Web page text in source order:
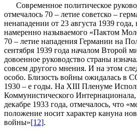
Современное политическое
отмечалось 70 – летие советско –
ненападении от 23 августа 1939
намеренно называемого «Пактом
70 – летие нападения Германии на
сентября 1939 года началом Второй
довоенное руководство страны
совсем другого мнения. И на этом
особо. Близость войны ожидалась в
1930 – е годы. На XIII Пленуме
Коммунистического Интернационала,
декабре 1933 года, отмечалось, что
положение носит характер кануна
войны»[12].